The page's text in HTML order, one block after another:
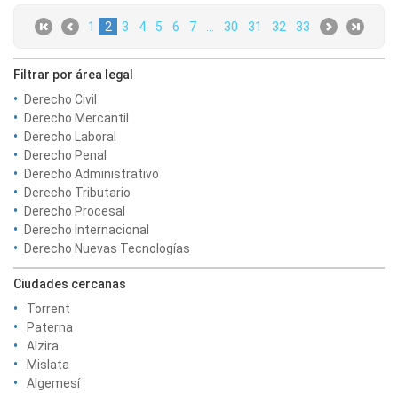
1 2 3 4 5 6 7 30 31 32 33
Filtrar por área legal
Derecho Civil
Derecho Mercantil
Derecho Laboral
Derecho Penal
Derecho Administrativo
Derecho Tributario
Derecho Procesal
Derecho Internacional
Derecho Nuevas Tecnologías
Ciudades cercanas
Torrent
Paterna
Alzira
Mislata
Algemesí